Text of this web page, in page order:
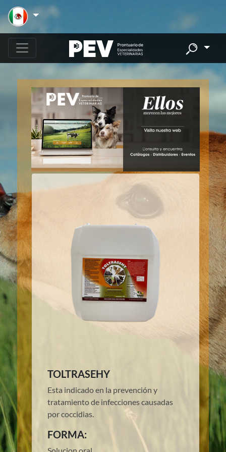
TOLTRASEHY
Esta indicado en la prevención y
tratamiento de infecciones causadas
por coccidias.
FORMA: